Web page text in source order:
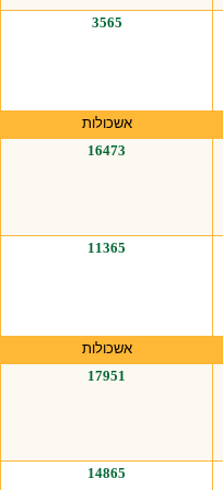
3565
אשכולות
16473
11365
אשכולות
17951
14865